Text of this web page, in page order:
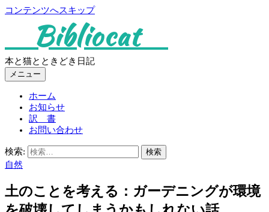
コンテンツへスキップ
Bibliocat
本と猫とときどき日記
メニュー
ホーム
お知らせ
訳 書
お問い合わせ
検索:
自然
土のことを考える：ガーデニングが環境